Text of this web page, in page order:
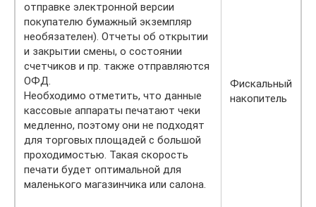
отправке электронной версии
покупателю бумажный экземпляр
необязателен). Отчеты об открытии
и закрытии смены, о состоянии
счетчиков и пр. также отправляются
ОФД.
Необходимо отметить, что данные
кассовые аппараты печатают чеки
медленно, поэтому они не подходят
для торговых площадей с большой
проходимостью. Такая скорость
печати будет оптимальной для
маленького магазинчика или салона.
Фискальный
накопитель